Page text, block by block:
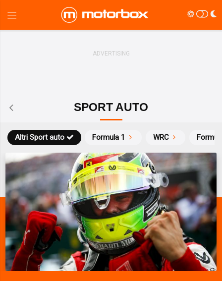
SPORT AUTO
Formula 1 WRC
Altri Sport auto